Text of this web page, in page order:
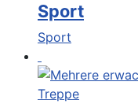
Sport
Sport